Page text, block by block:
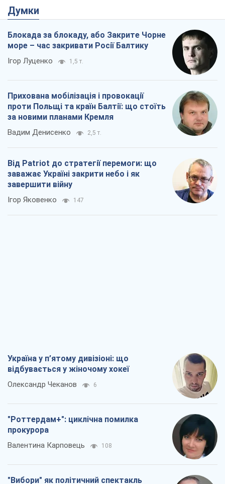
Думки
Блокада за блокаду, або Закрите Чорне
море – час закривати Росії Балтику
Ігор Луценко 1,5 т.
Прихована мобілізація і провокації
проти Польщі та країн Балтії: що стоїть
за новими планами Кремля
Вадим Денисенко 2,5 т.
Від Patriot до стратегії перемоги: що
заважає Україні закрити небо і як
завершити війну
Ігор Яковенко 147
Україна у п’ятому дивізіоні: що
відбувається у жіночому хокеї
Олександр Чеканов 6
"Роттердам+": циклічна помилка
прокурора
Валентина Карповець 108
"Вибори" як політичний спектакль